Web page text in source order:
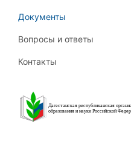
Дагестанская республиканская
образования и науки Российской
Документы
Вопросы и ответы
Контакты